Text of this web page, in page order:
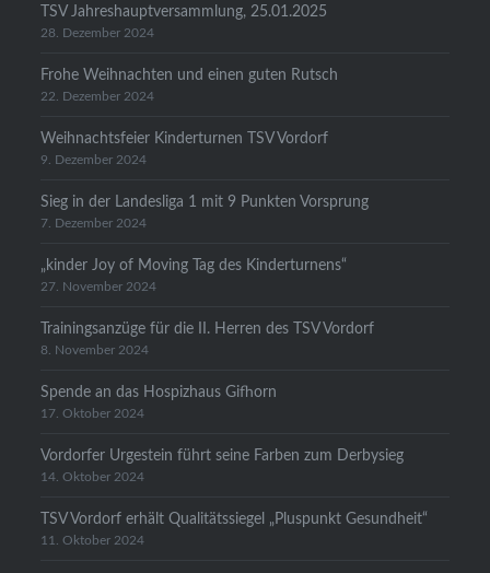
TSV Jahreshauptversammlung, 25.01.2025
28. Dezember 2024
Frohe Weihnachten und einen guten Rutsch
22. Dezember 2024
Weihnachtsfeier Kinderturnen TSV Vordorf
9. Dezember 2024
Sieg in der Landesliga 1 mit 9 Punkten Vorsprung
7. Dezember 2024
„kinder Joy of Moving Tag des Kinderturnens“
27. November 2024
Trainingsanzüge für die II. Herren des TSV Vordorf
8. November 2024
Spende an das Hospizhaus Gifhorn
17. Oktober 2024
Vordorfer Urgestein führt seine Farben zum Derbysieg
14. Oktober 2024
TSV Vordorf erhält Qualitätssiegel „Pluspunkt Gesundheit“
11. Oktober 2024